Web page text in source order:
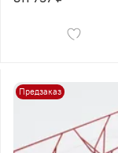
Предзаказ